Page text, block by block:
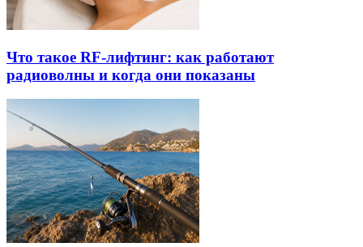
Что такое RF-лифтинг: как работают
радиоволны и когда они показаны